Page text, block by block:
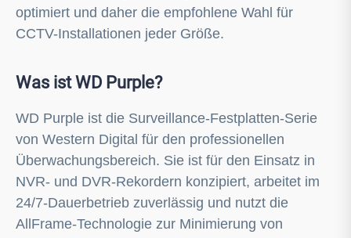
optimiert und daher die empfohlene Wahl für
CCTV-Installationen jeder Größe.
Was ist WD Purple?
WD Purple ist die Surveillance-Festplatten-Serie
von Western Digital für den professionellen
Überwachungsbereich. Sie ist für den Einsatz in
NVR- und DVR-Rekordern konzipiert, arbeitet im
24/7-Dauerbetrieb zuverlässig und nutzt die
AllFrame-Technologie zur Minimierung von